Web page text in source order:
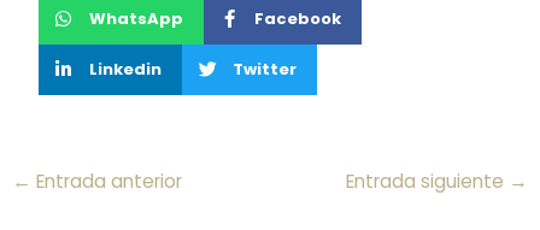
WhatsApp Facebook
Linkedin Twitter
← Entrada anterior Entrada siguiente →